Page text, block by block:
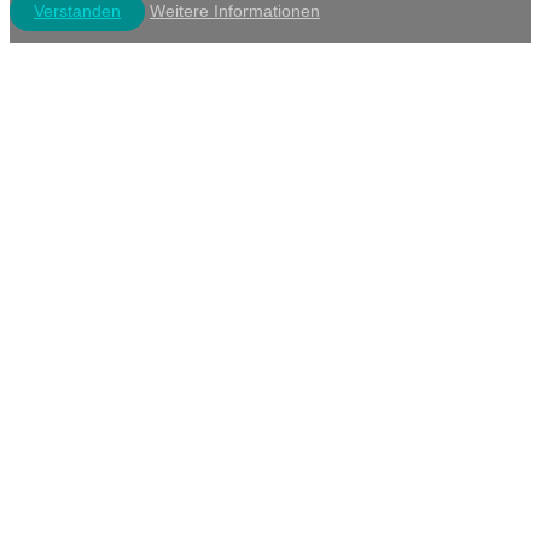
Verstanden
Weitere Informationen